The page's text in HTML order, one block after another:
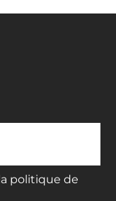
politique de